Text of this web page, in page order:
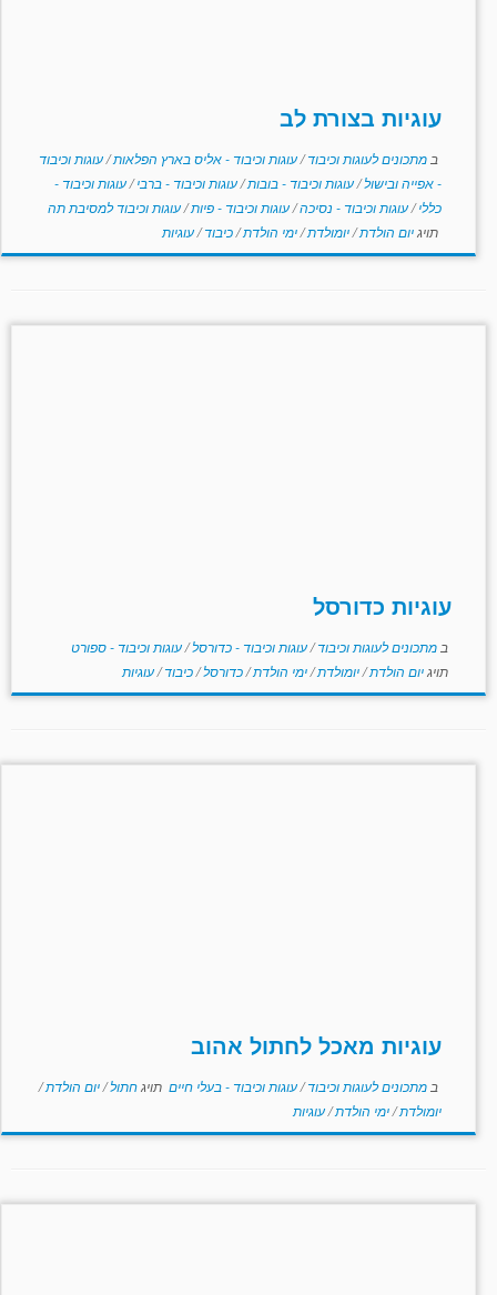
עוגיות בצורת לב
ב מתכונים לעוגות וכיבוד/עוגות וכיבוד - אליס בארץ הפלאות/עוגות וכיבוד
- אפייה ובישול/עוגות וכיבוד - בובות/עוגות וכיבוד - ברבי/עוגות וכיבוד -
כללי/עוגות וכיבוד - נסיכה/עוגות וכיבוד - פיות/עוגות וכיבוד למסיבת תה
תויגיום הולדת/יומולדת/ימי הולדת/כיבוד/עוגיות
עוגיות כדורסל
ב מתכונים לעוגות וכיבוד/עוגות וכיבוד - כדורסל/עוגות וכיבוד - ספורט
תויגיום הולדת/יומולדת/ימי הולדת/כדורסל/כיבוד/עוגיות
עוגיות מאכל לחתול אהוב
ב מתכונים לעוגות וכיבוד/עוגות וכיבוד - בעלי חיים תויגחתול/יום הולדת/
יומולדת/ימי הולדת/עוגיות